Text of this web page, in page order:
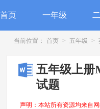
首页 一年级
当前位置： 首页 > 五年级 >
五年级上册
试题
声明：本站所有资源均来自